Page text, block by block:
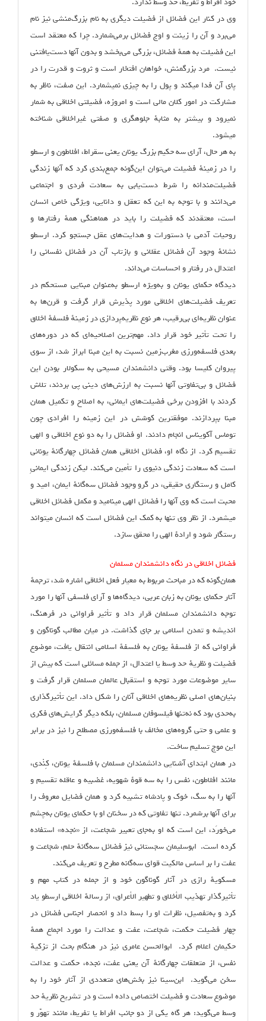
وی در کنار این فضائل از فضیلت دیگری به نام بزرگ‌منشی نیز نام
می‌برد و آن را زینت و اوج فضائل برمی‌شمارد. چرا که معتقد است
این فضیلت به همهٔ فضائل، بزرگی می‌بخشد و بدون آنها دست‌یافتنی
نیست. مرد بزرگ‏منش، خواهان افتخار است و ثروت و قدرت را در
پای آن فدا می‏کند و پول را به چیزی نمی‏شمارد. این صفت، ناظر به
مشارکت در امور کلان مالی است و امروزه، فضیلتی اخلاقی به شمار
نمی‏رود و بیشتر به مثابهٔ جلوه‏گری و صفتی غیراخلاقی شناخته
می‏شود.
به هر حال، آرای سه حکیم بزرگ یونان یعنی سقراط، افلاطون و ارسطو
را در زمینهٔ فضیلت می‌توان این‌گونه جمع‌بندی کرد که آنها زندگی
فضیلت‌مندانه را شرط دست‌یابی به سعادت فردی و اجتماعی
می‌دانند و با توجه به این که تعقل و دانایی، ویژگی خاص انسان
است، معتقدند که فضیلت را باید در هماهنگی همهٔ رفتارها و
روحیات آدمی با دستورات و هدایت‌های عقل جستجو کرد. ارسطو
نشانهٔ وجود آن فضائل عقلانی و بازتاب آن در فضائل نفسانی را
اعتدال در رفتار و احساسات می‌داند.
دیدگاه حکمای یونان و به‌ویژه ارسطو به‌عنوان مبنایی مستحکم در
تعریف فضیلت‌های اخلاقی مورد پذیرش قرار گرفت و قرن‌ها به
عنوان نظریه‌ای بی‌رقیب، هر نوع نظریه‌پردازی در زمینهٔ فلسفهٔ اخلاق
را تحت تأثیر خود قرار داد. مهم‌ترین اصلاحیه‌ای که در دوره‌های
بعدی فلسفه‌ورزی مغرب‌زمین نسبت به این مبنا ابراز شد، از سوی
پیروان کلیسا بود. وقتی دانشمندان مسیحی به سکولار بودن این
فضائل و بی‌تفاوتی آنها نسبت به ارزش‌‌های دینی پی بردند، تلاش
کردند با افزودن برخی فضیلت‌‌های ایمانی، به اصلاح و تکمیل همان
مبنا بپردازند. موفق‏ترین کوشش در این زمینه را افرادی چون
توماس آکویناس انجام دادند. او فضائل را به دو نوع اخلاقی و الهی
تقسیم کرد. از نگاه او، فضائل اخلاقی همان فضائل چهارگانهٔ یونانی
است که سعادت زندگی دنیوی را تأمین می‌کند. لیکن زندگی ایمانیِ
کامل و رستگاری حقیقی، در گرو وجود فضائل سه‌گانهٔ ایمان، امید و
محبت است که وی آنها را فضائل الهی می‏نامید و مکمل فضائل اخلاقی
می‏شمرد. از نظر وی تنها به کمک این فضائل است که انسان می‏تواند
رستگار شود و ارادهٔ الهی را محقق سازد.
فضائل اخلاقی در نگاه دانشمندان مسلمان
همان‌گونه که در مباحث مربوط به معیار فعل اخلاقی اشاره شد، ترجمهٔ
آثار حکمای یونان به زبان عربی، دیدگاه‌ها و آرای فلسفی آنها را مورد
توجه دانشمندان مسلمان قرار داد و تأثیر فراوانی در فرهنگ،‌
اندیشه و تمدن اسلامی بر جای گذاشت. در میان مطالب گوناگون و
فراوانی که از فلسفهٔ یونان به فلسفهٔ اسلامی انتقال یافت، موضوع
فضیلت و نظریهٔ حد وسط یا اعتدال، از جمله مسائلی است که بیش از
سایر موضوعات مورد توجه و استقبال عالمان مسلمان قرار گرفت و
بنیان‌های اصلی نظریه‌های اخلاقی آنان را شکل داد. این تأثیرگذاری
به‌حدی بود که نه‌تنها فیلسوفان مسلمان، بلکه دیگر گرایش‌های فکری
و علمی و حتی گروه‌های مخالف با فلسفه‌ورزی مصطلح را نیز در برابر
این موج تسلیم ساخت.
در همان ابتدای آشنایی دانشمندان مسلمان با فلسفهٔ یونان، کِنْدی،
مانند افلاطون، نفس را به سه قوهٔ شهویه، غضبیه و عاقله تقسیم و
آنها را به سگ، خوک و پادشاه تشبیه کرد و همان فضایل معروف را
برای آنها برشمرد. تنها تفاوتی که در سخنان او با حکمای یونان به‌چشم
می‌خورَد، این است که او به‌جای تعبیر شجاعت، از «نجده» استفاده
کرده است. ابوسلیمان سجستانی نیز فضائل سه‌گانهٔ حلم، شجاعت و
عفت را بر اساس مالکیت قوای سه‌گانه مطرح و تعریف می‌کند.
مسکویهٔ رازی در آثار گوناگون خود و از جمله در کتاب مهم و
تأثیرگذار تهذیب الأخلاق و تطهیر الأعراق، از رسالهٔ اخلاقی ارسطو یاد
کرد و به‌تفصیل، نظرات او را بسط داد و انحصار اجناس فضائل در
چهار فضیلت حکمت، شجاعت، عفت و عدالت را مورد اجماع همهٔ
حکیمان اعلام کرد. ابوالحسن عامری نیز در هنگام بحث از تزکیهٔ
نفس، از متعلقات چهارگانهٔ آن یعنی عفت، نجده، حکمت و عدالت
سخن می‌گوید. ابن‌سینا نیز بخش‌های متعددی از آثار خود را به
موضوع سعادت و فضیلت اختصاص داده است و در تشریح نظریهٔ حد
وسط می‌گوید: هر گاه یکی از دو جانب افراط یا تفریط، مانند تهوّر و